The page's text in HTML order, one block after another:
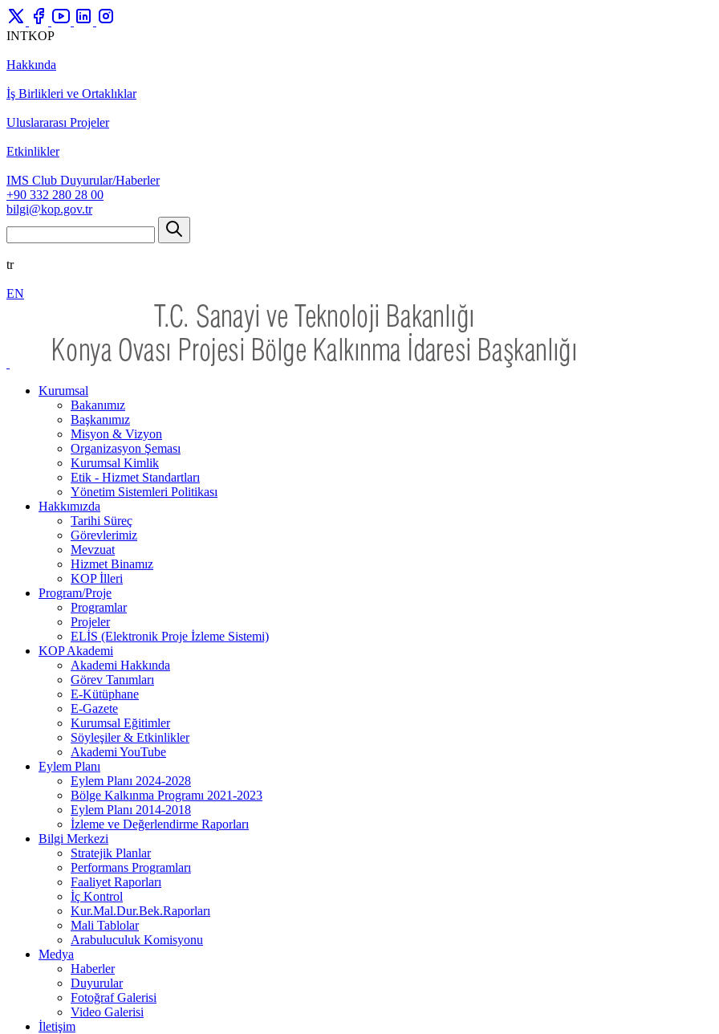
INTKOP
Hakkında
İş Birlikleri ve Ortaklıklar
Uluslararası Projeler
Etkinlikler
IMS Club Duyurular/Haberler
+90 332 280 28 00
bilgi@kop.gov.tr
tr
EN
Kurumsal
Bakanımız
Başkanımız
Misyon & Vizyon
Organizasyon Şeması
Kurumsal Kimlik
Etik - Hizmet Standartları
Yönetim Sistemleri Politikası
Hakkımızda
Tarihi Süreç
Görevlerimiz
Mevzuat
Hizmet Binamız
KOP İlleri
Program/Proje
Programlar
Projeler
ELİS (Elektronik Proje İzleme Sistemi)
KOP Akademi
Akademi Hakkında
Görev Tanımları
E-Kütüphane
E-Gazete
Kurumsal Eğitimler
Söyleşiler & Etkinlikler
Akademi YouTube
Eylem Planı
Eylem Planı 2024-2028
Bölge Kalkınma Programı 2021-2023
Eylem Planı 2014-2018
İzleme ve Değerlendirme Raporları
Bilgi Merkezi
Stratejik Planlar
Performans Programları
Faaliyet Raporları
İç Kontrol
Kur.Mal.Dur.Bek.Raporları
Mali Tablolar
Arabuluculuk Komisyonu
Medya
Haberler
Duyurular
Fotoğraf Galerisi
Video Galerisi
İletişim